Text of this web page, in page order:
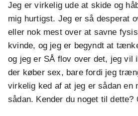
Jeg er virkelig ude at skide og
mig hurtigst. Jeg er så desperat
eller nok mest over at savne
kvinde, og jeg er begyndt at
og jeg er SÅ flov over det, jeg vil
der køber sex, bare fordi jeg
virkelig ked af at jeg er sådan en
sådan. Kender du noget til